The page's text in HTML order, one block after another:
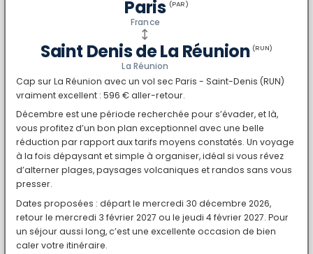
Paris (PAR)
France
Saint Denis de La Réunion (RUN)
La Réunion
Cap sur La Réunion avec un vol sec Paris - Saint-Denis (RUN)
vraiment excellent : 596 € aller-retour.
Décembre est une période recherchée pour s’évader, et là,
vous profitez d’un bon plan exceptionnel avec une belle
réduction par rapport aux tarifs moyens constatés. Un voyage
à la fois dépaysant et simple à organiser, idéal si vous rêvez
d’alterner plages, paysages volcaniques et randos sans vous
presser.
Dates proposées : départ le mercredi 30 décembre 2026,
retour le mercredi 3 février 2027 ou le jeudi 4 février 2027. Pour
un séjour aussi long, c’est une excellente occasion de bien
caler votre itinéraire.